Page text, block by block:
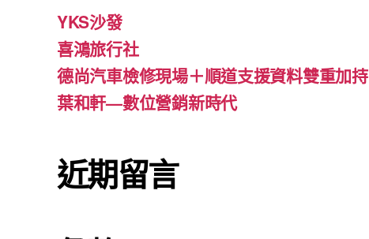
YKS沙發
喜鴻旅行社
德尚汽車檢修現場＋順道支援資料雙重加持
葉和軒—數位營銷新時代
近期留言